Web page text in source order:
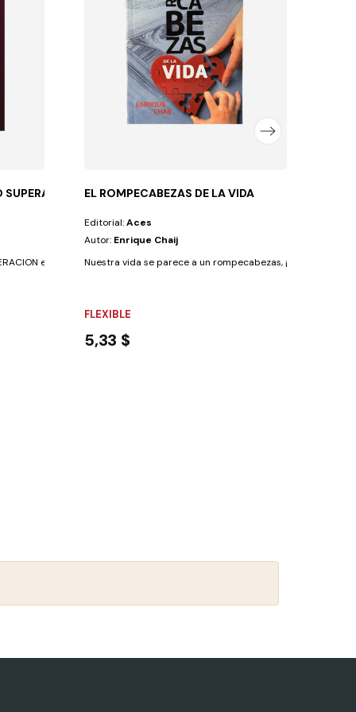
es un llamamiento de Dios a todo líder...
EL ROMPECABEZAS DE LA VIDA
Editorial:Aces
Autor: Enrique Chaij
Nuestra vida se parece a un rompecabezas, ¡y hay que
FLEXIBLE
5,33 $